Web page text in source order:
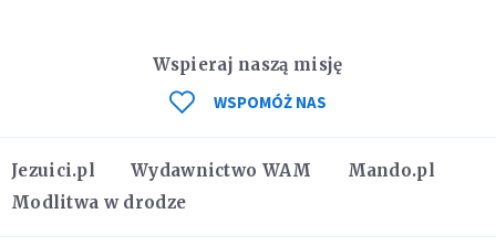
Jezuici.pl Wydawnictwo WAM
Mando.pl
Modlitwa w drodze
Wspieraj naszą misję
WSPOMÓŻ NAS